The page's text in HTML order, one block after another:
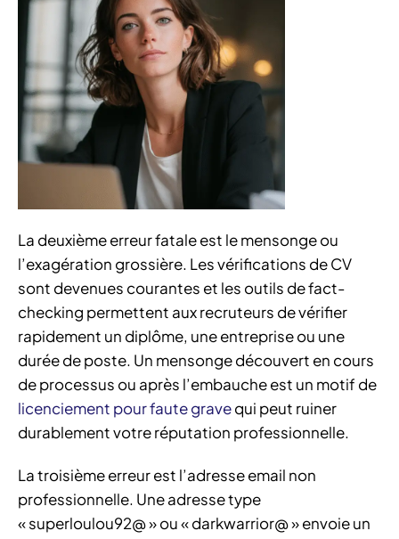
La deuxième erreur fatale est le mensonge ou
l’exagération grossière. Les vérifications de CV
sont devenues courantes et les outils de fact-
checking permettent aux recruteurs de vérifier
rapidement un diplôme, une entreprise ou une
durée de poste. Un mensonge découvert en cours
de processus ou après l’embauche est un motif de
licenciement pour faute gravequi peut ruiner
durablement votre réputation professionnelle.
La troisième erreur est l’adresse email non
professionnelle. Une adresse type
« superloulou92@ » ou « darkwarrior@ » envoie un